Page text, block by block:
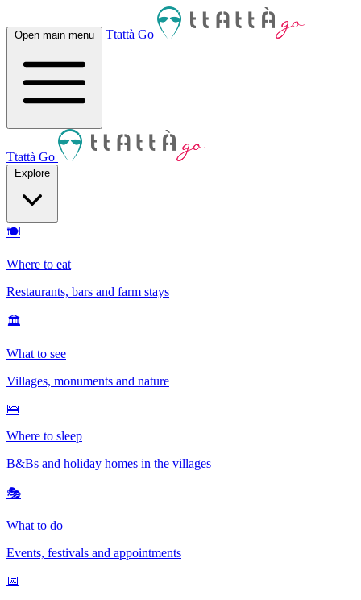
Open main menu Ttattà Go
Ttattà Go
Explore
🍽
Where to eat
Restaurants, bars and farm stays
🏛
What to see
Villages, monuments and nature
🛌
Where to sleep
B&Bs and holiday homes in the villages
🎭
What to do
Events, festivals and appointments
📅